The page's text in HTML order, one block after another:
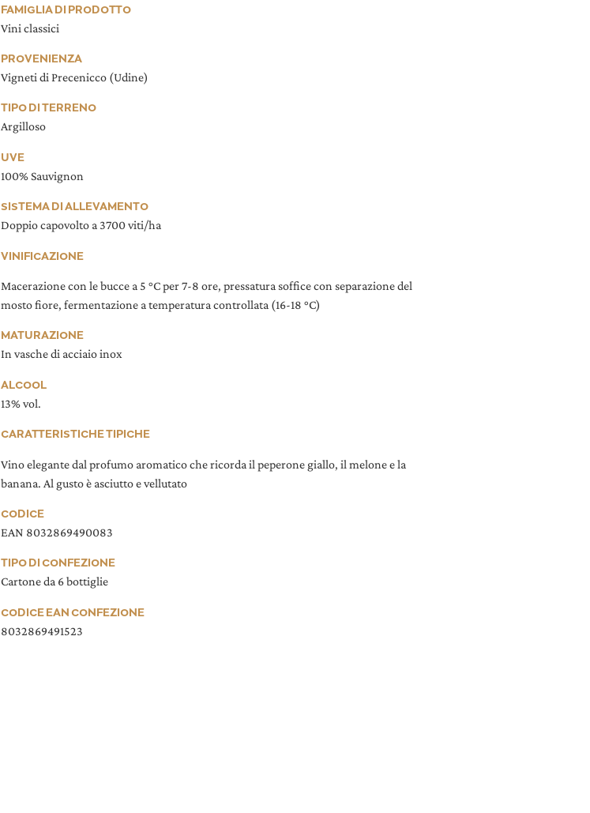
FAMIGLIA DI PRODOTTO
Vini classici
PROVENIENZA
Vigneti di Precenicco (Udine)
TIPO DI TERRENO
Argilloso
UVE
100% Sauvignon
SISTEMA DI ALLEVAMENTO
Doppio capovolto a 3700 viti/ha
VINIFICAZIONE
Macerazione con le bucce a 5 °C per 7-8 ore, pressatura soffice con separazione del
mosto fiore, fermentazione a temperatura controllata (16-18 °C)
MATURAZIONE
In vasche di acciaio inox
ALCOOL
13% vol.
CARATTERISTICHE TIPICHE
Vino elegante dal profumo aromatico che ricorda il peperone giallo, il melone e la
banana. Al gusto è asciutto e vellutato
CODICE
EAN 8032869490083
TIPO DI CONFEZIONE
Cartone da 6 bottiglie
CODICE EAN CONFEZIONE
8032869491523